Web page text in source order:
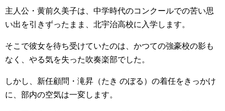
主人公・黄前久美子は、中学時代のコンクールでの苦い思
い出を引きずったまま、北宇治高校に入学します。
そこで彼女を待ち受けていたのは、かつての強豪校の影も
なく、やる気を失った吹奏楽部でした。
しかし、新任顧問・滝昇（たき のぼる）の着任をきっかけ
に、部内の空気は一変します。